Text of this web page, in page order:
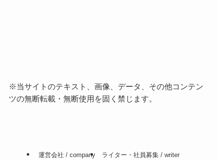
※当サイトのテキスト、画像、データ、その他コンテン
ツの無断転載・無断使用を固く禁じます。
運営会社 / company ライター・社員募集 / writer